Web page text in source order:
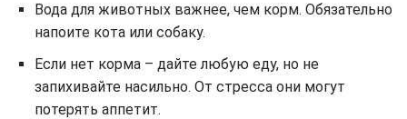
Вода для животных важнее, чем корм. Обязательно
напоите кота или собаку.
Если нет корма – дайте любую еду, но не
запихивайте насильно. От стресса они могут
потерять аппетит.